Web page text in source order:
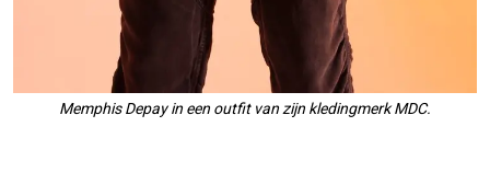
Memphis Depay in een outfit van zijn kledingmerk MDC.